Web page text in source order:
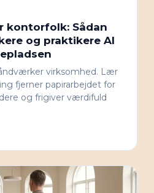
kontorfolk: Sådan
og praktikere AI
virksomhed. Lær
fjerner papirarbejdet for
og frigiver værdifuld